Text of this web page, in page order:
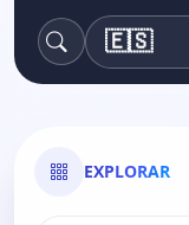
buscar🇪🇸
EXPLORAR